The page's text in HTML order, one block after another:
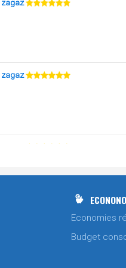
zagaz
zagaz
Economies
Budget